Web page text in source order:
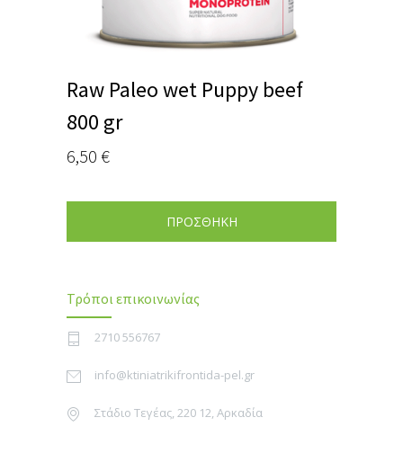
Raw Paleo wet Puppy beef
800 gr
6,50 €
ΠΡΟΣΘΗΚΗ
Τρόποι επικοινωνίας
2710 556767
info@ktiniatrikifrontida-pel.gr
Στάδιο Τεγέας, 220 12, Αρκαδία